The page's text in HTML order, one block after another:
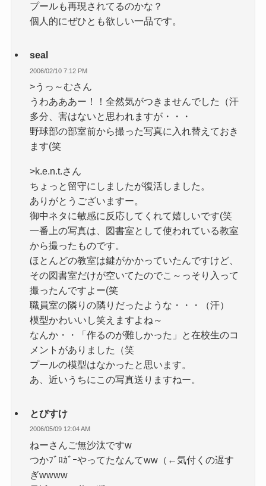
プールも再現されてるのかな？
個人的にぜひとも欲しい一品です。
seal
2006/02/10 7:12 PM
>うっ～むさん
うわあああー！！全然気がつきませんでした（汗
多分、害はないと思われますが・・・
野球部の部室前から撮った写真に入れ替えておき
ます(笑
>k.e.n.t.さん
ちょっと留守にしましたが復活しました。
ありがとうございますー。
御中ネタに敏感に反応してくれて嬉しいです(笑
一番上の写真は、図書室として使われている教室
から撮ったものです。
ほとんどの教室は鍵がかかっていたんですけど、
その図書室だけが空いてたのでこ～っそり入って
撮ったんですよー(笑
職員室の隣りの隣りだったような・・・（汗）
模型かわいいし笑えますよね～
なんか・・「作るのが難しかった」と在校生のコ
メントがありました（笑
プールの模型はなかったと思います。
あ、近いうちにこの写真送りますねー。
とびすけ
2006/05/09 12:04 AM
ねーさんご無沙汰ですw
つかﾌﾞﾛｶﾞｰやってたなんてww（←気付くの遅す
ぎwwww